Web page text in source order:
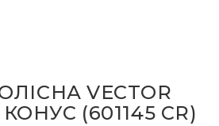
VECTOR
КОНУС (601145 CR)